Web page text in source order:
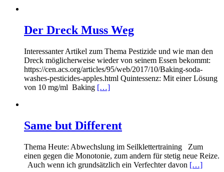
Der Dreck Muss Weg
Interessanter Artikel zum Thema Pestizide und wie man den
Dreck möglicherweise wieder von seinem Essen bekommt:
https://cen.acs.org/articles/95/web/2017/10/Baking-soda-
washes-pesticides-apples.html Quintessenz: Mit einer Lösung
von 10 mg/ml Baking […]
Same but Different
Thema Heute: Abwechslung im Seilklettertraining Zum
einen gegen die Monotonie, zum andern für stetig neue Reize.
Auch wenn ich grundsätzlich ein Verfechter davon […]